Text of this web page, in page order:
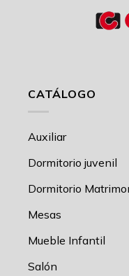
CATÁLOGO
Auxiliar
Dormitorio juvenil
Dormitorio
Mesas
Mueble Infantil
Salón